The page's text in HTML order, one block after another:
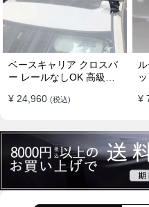
ベースキャリア クロスバ
ー レールなしOK 高級合
スラックセット
¥ 24,960 (税込)
量
¥